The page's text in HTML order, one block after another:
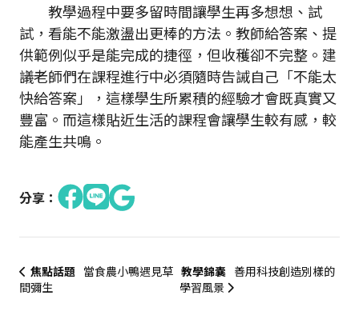
教學過程中要多留時間讓學生再多想想、試
試，看能不能激盪出更棒的方法。教師給答案、提
供範例似乎是能完成的捷徑，但收穫卻不完整。建
議老師們在課程進行中必須隨時告誡自己「不能太
快給答案」，這樣學生所累積的經驗才會既真實又
豐富。而這樣貼近生活的課程會讓學生較有感，較
能產生共鳴。
分享：
焦點話題 當食農小鴨遇見草
間彌生
教學錦囊 善用科技創造別樣的
學習風景